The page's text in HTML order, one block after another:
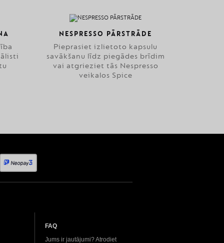
NESPRESSO PĀRSTRĀDE
Pieprasiet izlietoto kapsulu
savākšanu līdz piegādes brīdim
vai atgrieziet tās Nespresso
veikalos Spice
FAQ
Jums ir jautājumi? Atrodiet